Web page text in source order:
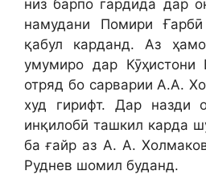
низ барпо гардида дар
намудани Помири
қабул карданд. Аз
умумиро дар Кӯҳистони
отряд бо сарварии А.А.
худ гирифт. Дар назди
инқилобӣ ташкил карда
ба ғайр аз А. А.
Руднев шомил буданд.